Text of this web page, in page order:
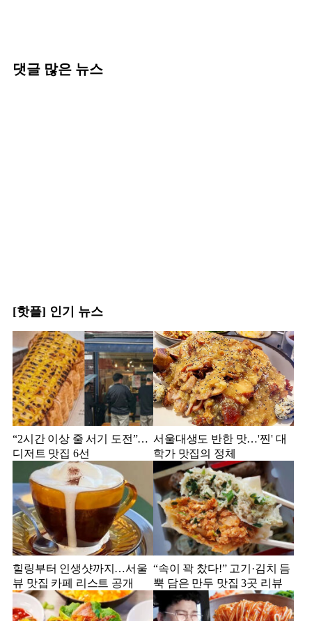
댓글 많은 뉴스
[핫플] 인기 뉴스
“2시간 이상 줄 서기 도전”…
디저트 맛집 6선
서울대생도 반한 맛…'찐' 대
학가 맛집의 정체
힐링부터 인생샷까지…서울
뷰 맛집 카페 리스트 공개
“속이 꽉 찼다!” 고기·김치 듬
뿍 담은 만두 맛집 3곳 리뷰